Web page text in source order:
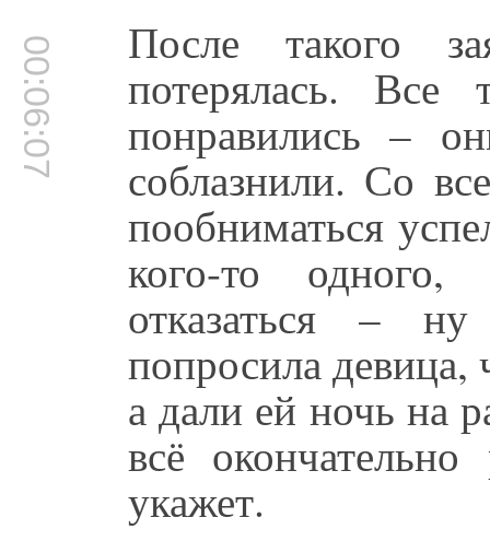
00:06:07 После такого
потерялась.
понравились –
соблазнили. Со
пообниматься
кого-то
отказаться –
попросила
а дали ей ночь на
всё
укажет.